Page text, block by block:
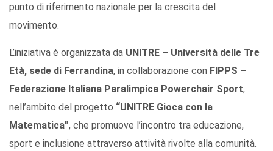
punto di riferimento nazionale per la crescita del
movimento.
L’iniziativa è organizzata da UNITRE – Università delle Tre
Età, sede di Ferrandina, in collaborazione con FIPPS –
Federazione Italiana Paralimpica Powerchair Sport,
nell’ambito del progetto “UNITRE Gioca con la
Matematica”, che promuove l’incontro tra educazione,
sport e inclusione attraverso attività rivolte alla comunità.